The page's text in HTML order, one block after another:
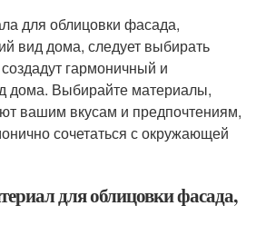
для облицовки фасада,
вид дома, следует выбирать
гармоничный и
дома. Выбирайте материалы,
вашим вкусам и предпочтениям,
сочетаться с окружающей
для облицовки фасада,